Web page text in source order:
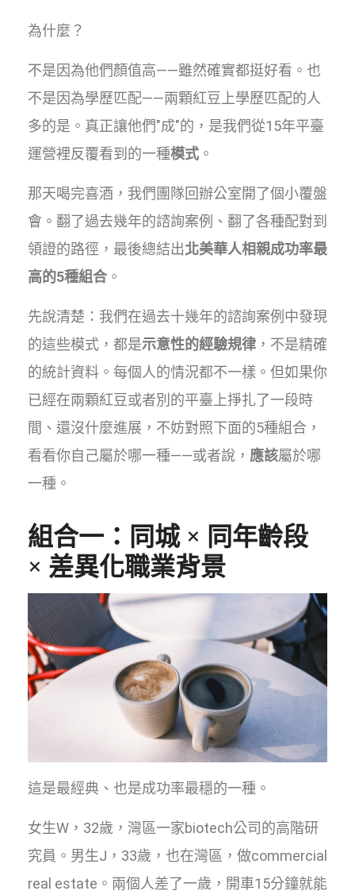
為什麼？
不是因為他們顏值高——雖然確實都挺好看。也
不是因為學歷匹配——兩顆紅豆上學歷匹配的人
多的是。真正讓他們"成"的，是我們從15年平臺
運營裡反覆看到的一種模式 。
那天喝完喜酒，我們團隊回辦公室開了個小覆盤
會。翻了過去幾年的諮詢案例、翻了各種配對到
領證的路徑，最後總結出北美華人相親成功率最
高的5種組合 。
先說清楚：我們在過去十幾年的諮詢案例中發現
的這些模式，都是示意性的經驗規律 ，不是精確
的統計資料。每個人的情況都不一樣。但如果你
已經在兩顆紅豆或者別的平臺上掙扎了一段時
間、還沒什麼進展，不妨對照下面的5種組合，
看看你自己屬於哪一種——或者說， 應該屬於哪
一種。
組合一：同城 × 同年齡段
× 差異化職業背景
這是最經典、也是成功率最穩的一種。
女生W，32歲，灣區一家biotech公司的高階研
究員。男生J，33歲，也在灣區，做commercial
real estate。兩個人差了一歲，開車15分鐘就能